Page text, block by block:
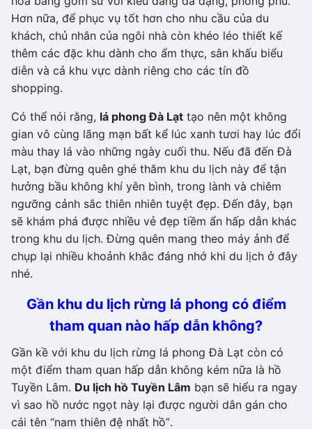
Hơn nữa, để phục vụ tốt hơn cho nhu cầu của du
khách, chủ nhân của ngôi nhà còn khéo léo thiết kế
thêm các đặc khu dành cho ẩm thực, sân khấu biểu
diễn và cả khu vực dành riêng cho các tín đồ
shopping.
Có thể nói rằng, lá phong Đà Lạt tạo nên một không
gian vô cùng lãng mạn bất kể lúc xanh tươi hay lúc đổi
màu thay lá vào những ngày cuối thu. Nếu đã đến Đà
Lạt, bạn đừng quên ghé thăm khu du lịch này để tận
hưởng bầu không khí yên bình, trong lành và chiêm
ngưỡng cảnh sắc thiên nhiên tuyệt đẹp. Đến đây, bạn
sẽ khám phá được nhiều vẻ đẹp tiềm ẩn hấp dẫn khác
trong khu du lịch. Đừng quên mang theo máy ảnh để
chụp lại nhiều khoảnh khắc đáng nhớ khi du lịch ở đây
nhé.
Gần khu du lịch rừng lá phong có điểm
tham quan nào hấp dẫn không?
Gần kề với khu du lịch rừng lá phong Đà Lạt còn có
một điểm tham quan hấp dẫn không kém nữa là hồ
Tuyền Lâm. Du lịch hồ Tuyền Lâm bạn sẽ hiểu ra ngay
vì sao hồ nước ngọt này lại được người dân gán cho
cái tên “nam thiên đệ nhất hồ”.